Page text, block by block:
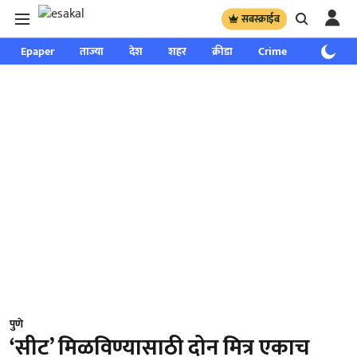
सबस्क्राईब
Epaper ताज्या देश शहर क्रीडा Crime साप्ताहिक
पुणे
‘सीट’ मिळविण्यासाठी दोन मित्र एकाच